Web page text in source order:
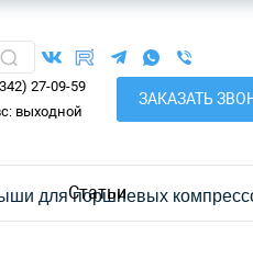
27-09-59
выходной
ЗАКАЗАТЬ
Статьи
для поршневых